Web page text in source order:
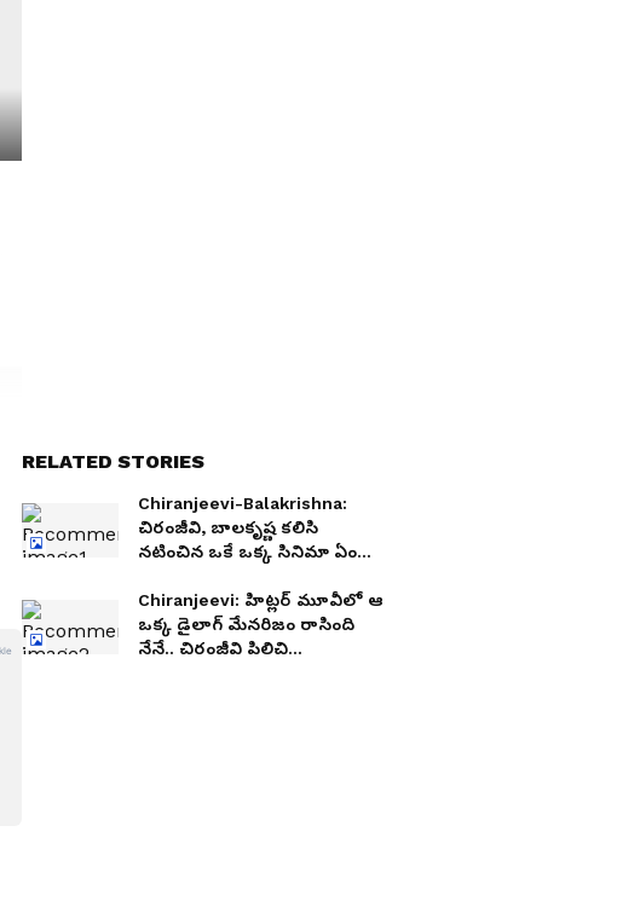
RELATED STORIES
Chiranjeevi-Balakrishna:
చిరంజీవి, బాలకృష్ణ కలిసి
నటించిన ఒకే ఒక్క సినిమా ఏంటో
సంచలనం
Chiranjeevi: హిట్లర్ మూవీలో ఆ
ఒక్క డైలాగ్ మేనరిజం రాసింది
నేనే.. చిరంజీవి పిలిచి